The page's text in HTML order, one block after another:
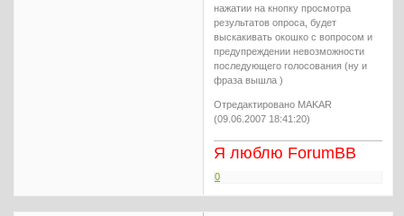
нажатии на кнопку просмотра
результатов опроса, будет
выскакивать окошко с вопросом и
предупреждении невозможности
последующего голосования (ну и
фраза вышла )
Отредактировано MAKAR
(09.06.2007 18:41:20)
Я люблю ForumBB
0